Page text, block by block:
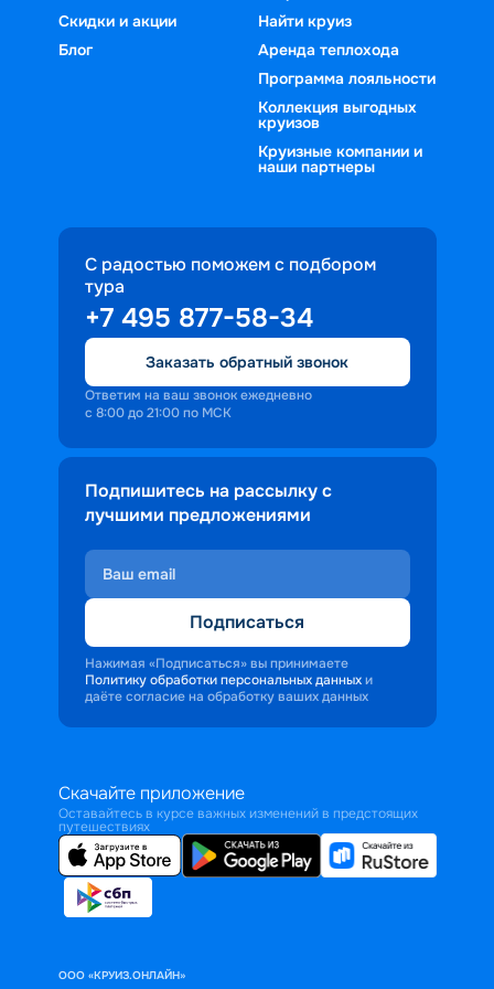
зелеными берегами или лотосовыми
полями, наслаждаться величием и
неповторимостью Москвы… В любом
случае множество положительных
эмоций и незабываемых впечатлений
услуг, актуальное расписание и цены
на 2026 год. Для оформления путевки
вам даже не придется вставать из-за
компьютера, сделать это удобно за
несколько кликов. Выбирайте
комфортный и запоминающийся
отдых вместе с «Круиз.онлайн»!
Скидки и акции
Блог
Найти круиз
Аренда теплохода
Программа лояльности
Коллекция выгодных
круизов
Круизные компании и
наши партнеры
С радостью поможем с подбором
тура
+7 495 877-58-34
Заказать обратный звонок
Ответим на ваш звонок ежедневно
с 8:00 до 21:00 по МСК
Подпишитесь на рассылку с
лучшими предложениями
Подписаться
Нажимая «Подписаться» вы принимаете
Политику обработки персональных данных и
даёте согласие на обработку ваших данных
Скачайте приложение
Оставайтесь в курсе важных изменений в предстоящих
путешествиях
ООО «КРУИЗ.ОНЛАЙН»